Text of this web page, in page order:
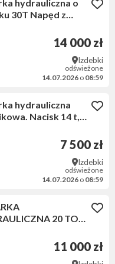
hydrauliczna o
30T Napęd z
14 000 zł
Izdebki
odświeżone
14.07.2026 o 08:59
hydrauliczna
Nacisk 14 t,
7 500 zł
Izdebki
odświeżone
14.07.2026 o 08:59
20 TON.
11 000 zł